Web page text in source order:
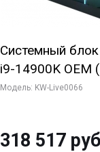
Системный
i9-14900K OEM
7, C24 16EC/
GDDR7 256bit/ 1
Модель: KW-Live0066
318 517